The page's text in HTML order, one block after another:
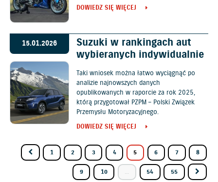
DOWIEDZ SIĘ WIĘCEJ
15.01.2026
Suzuki w rankingach aut
wybieranych indywidualnie
Taki wniosek można łatwo wyciągnąć po
analizie najnowszych danych
opublikowanych w raporcie za rok 2025,
którą przygotował PZPM – Polski Związek
Przemysłu Motoryzacyjnego.
DOWIEDZ SIĘ WIĘCEJ
1 2 3 4 5 6 7 8
9 10 ... 54 55